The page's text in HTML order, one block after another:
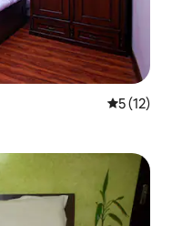
レビュー
5 (12)